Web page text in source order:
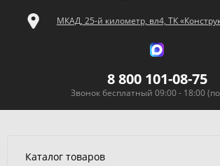
МКАД, 25-й километр, вл4, ТК
8 800 101-08-75
Звонок бесплатный 09:00 - 18:00
Каталог товаров